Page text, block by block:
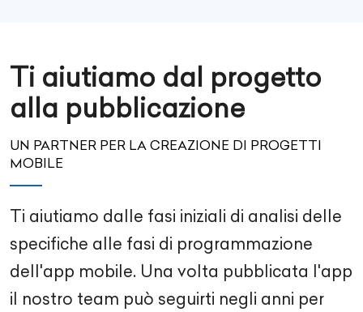
Ti aiutiamo dal progetto
alla pubblicazione
UN PARTNER PER LA CREAZIONE DI PROGETTI
MOBILE
Ti aiutiamo dalle fasi iniziali di analisi delle
specifiche alle fasi di programmazione
dell'app mobile. Una volta pubblicata l'app
il nostro team può seguirti negli anni per